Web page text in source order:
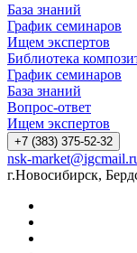
База знаний
График семинаров
Ищем экспертов
Библиотека
График семинаров
База знаний
Вопрос-ответ
Ищем экспертов
+7 (383) 375-52-32
nsk-
г.Новосибирск,